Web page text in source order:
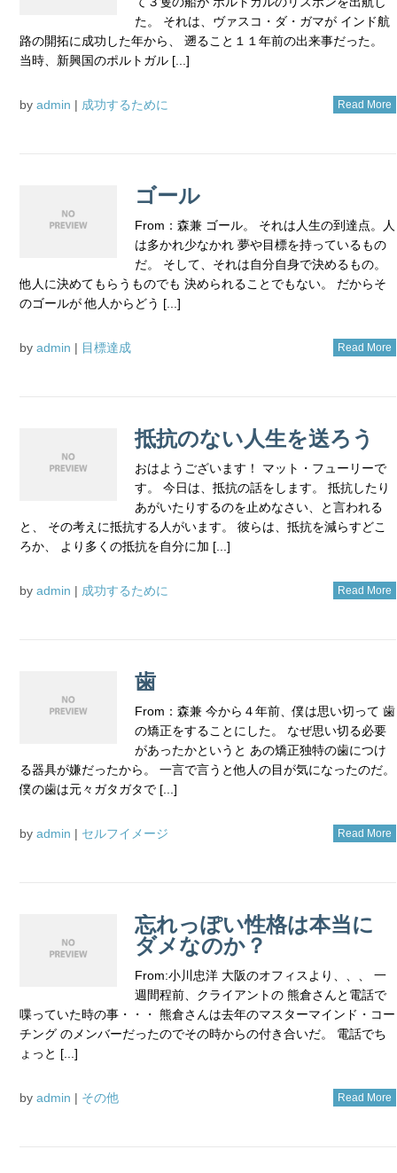
た。 それは、ヴァスコ・ダ・ガマが インド航
路の開拓に成功した年から、 遡ること１１年前の出来事だった。
当時、新興国のポルトガル [...]
by admin | 成功するために Read More
ゴール
From：森兼 ゴール。 それは人生の到達点。人
は多かれ少なかれ 夢や目標を持っているもの
だ。 そして、それは自分自身で決めるもの。
他人に決めてもらうものでも 決められることでもない。 だからそ
のゴールが 他人からどう [...]
by admin | 目標達成 Read More
抵抗のない人生を送ろう
おはようございます！ マット・フューリーで
す。 今日は、抵抗の話をします。 抵抗したり
あがいたりするのを止めなさい、と言われる
と、 その考えに抵抗する人がいます。 彼らは、抵抗を減らすどこ
ろか、 より多くの抵抗を自分に加 [...]
by admin | 成功するために Read More
歯
From：森兼 今から４年前、僕は思い切って 歯
の矯正をすることにした。 なぜ思い切る必要
があったかというと あの矯正独特の歯につけ
る器具が嫌だったから。 一言で言うと他人の目が気になったのだ。
僕の歯は元々ガタガタで [...]
by admin | セルフイメージ Read More
忘れっぽい性格は本当に
ダメなのか？
From:小川忠洋 大阪のオフィスより、、、 一
週間程前、クライアントの 熊倉さんと電話で
喋っていた時の事・・・ 熊倉さんは去年のマスターマインド・コー
チング のメンバーだったのでその時からの付き合いだ。 電話でち
ょっと [...]
by admin | その他 Read More